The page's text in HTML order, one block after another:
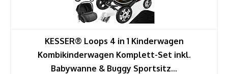
KESSER® Loops 4 in 1 Kinderwagen
Kombikinderwagen Komplett-Set inkl.
Babywanne & Buggy Sportsitz...